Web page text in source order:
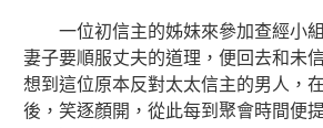
一位初信主的姊妹來參加查經小組
妻子要順服丈夫的道理，便回去和未
想到這位原本反對太太信主的男人，
後，笑逐顏開，從此每到聚會時間便